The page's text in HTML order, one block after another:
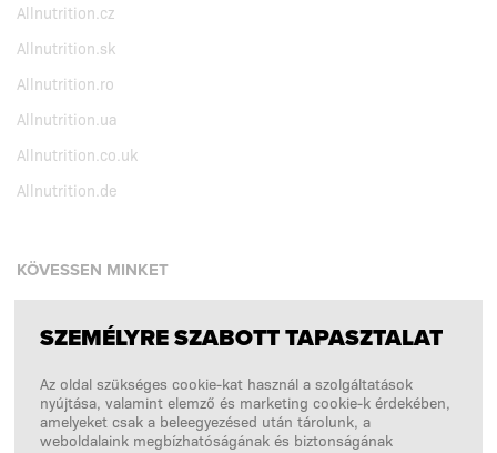
Allnutrition.cz
Allnutrition.sk
Allnutrition.ro
Allnutrition.ua
Allnutrition.co.uk
Allnutrition.de
KÖVESSEN MINKET
Facebook
Instagram
Copyright © 2026SFD S. A.
SZEMÉLYRE SZABOTT TAPASZTALAT
Az oldal szükséges cookie-kat használ a szolgáltatások
nyújtása, valamint elemző és marketing cookie-k érdekében,
amelyeket csak a beleegyezésed után tárolunk, a
weboldalaink megbízhatóságának és biztonságának